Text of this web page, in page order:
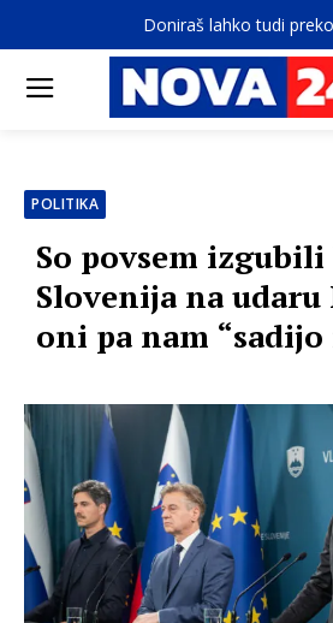
Doniraš lahko tudi
POLITIKA
So povsem izgubili
Slovenija na udaru
oni pa nam “sadijo